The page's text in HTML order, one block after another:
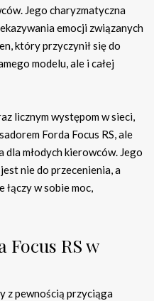
Jego charyzmatyczna
emocji związanych
który przyczynił się do
modelu, ale i całej
licznym występom w sieci,
Forda Focus RS, ale
młodych kierowców. Jego
nie do przecenienia, a
łączy w sobie moc,
Focus RS w
z pewnością przyciąga